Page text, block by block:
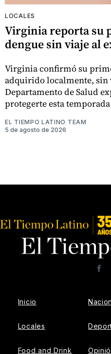
LOCALES
Virginia reporta su
dengue sin viaje al
Virginia confirmó su
adquirido localmente, sin
Departamento de Salud
protegerte esta
EL TIEMPO LATINO TEAM
5 de agosto de 2026
Inicio
Locales
Food and Drink